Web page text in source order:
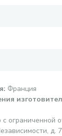
: Франция
ограниченной
д.